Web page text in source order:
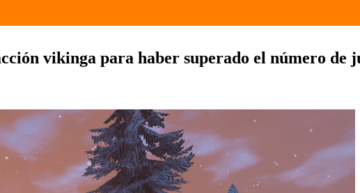
vikinga para haber superado el número de